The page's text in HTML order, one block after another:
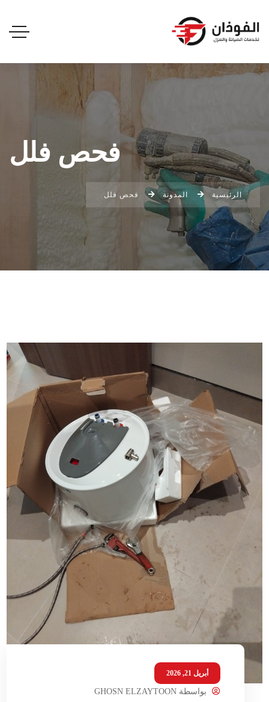
فحص فلل
الرئيسية المدونة فحص فلل
أبريل 21, 2026
بواسطةGHOSN ELZAYTOON